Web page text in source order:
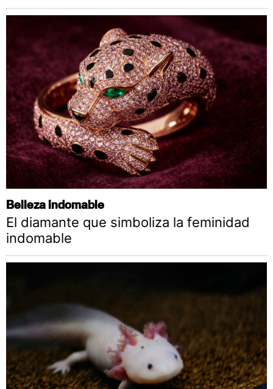
Belleza indomable
El diamante que simboliza la feminidad
indomable